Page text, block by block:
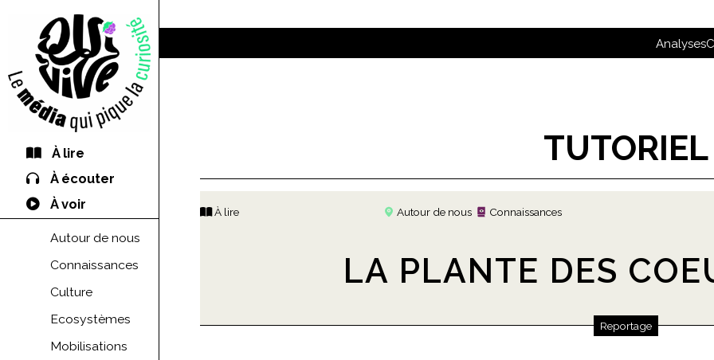
Analyses
À lire
À écouter
À voir
Autour de nous
Connaissances
Culture
Ecosystèmes
Mobilisations
TUTORIEL
À lire Autour de nous Connaissances
LA PLANTE DES
Reportage